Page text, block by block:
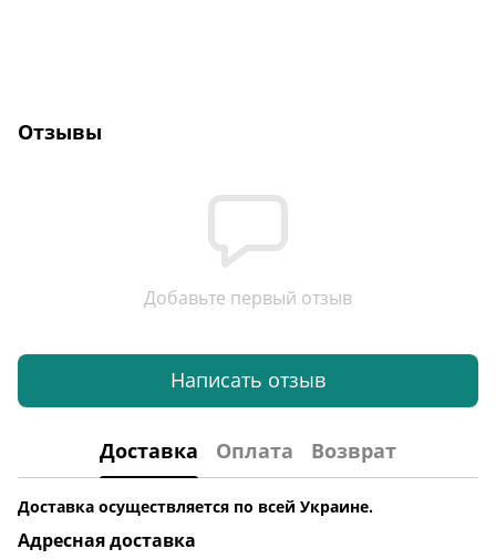
Отзывы
Добавьте первый отзыв
Написать отзыв
Доставка Оплата Возврат
Доставка осуществляется по всей Украине.
Адресная доставка